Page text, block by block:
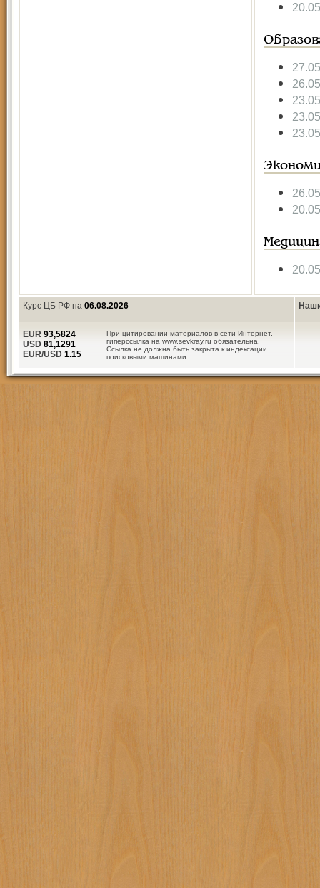
Курс ЦБ РФ на 06.08.2026
При цитировании материалов в сети Интернет,
гиперссылка на www.sevkray.ru обязательна.
Ссылка не должна быть закрыта к индексации
поисковыми машинами.
EUR 93,5824
USD 81,1291
EUR/USD 1.15